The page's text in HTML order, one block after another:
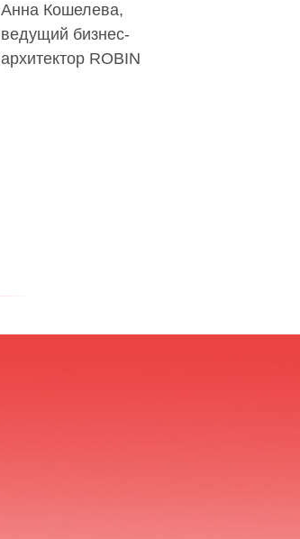
Анна Кошелева,
ведущий бизнес-
архитектор ROBIN